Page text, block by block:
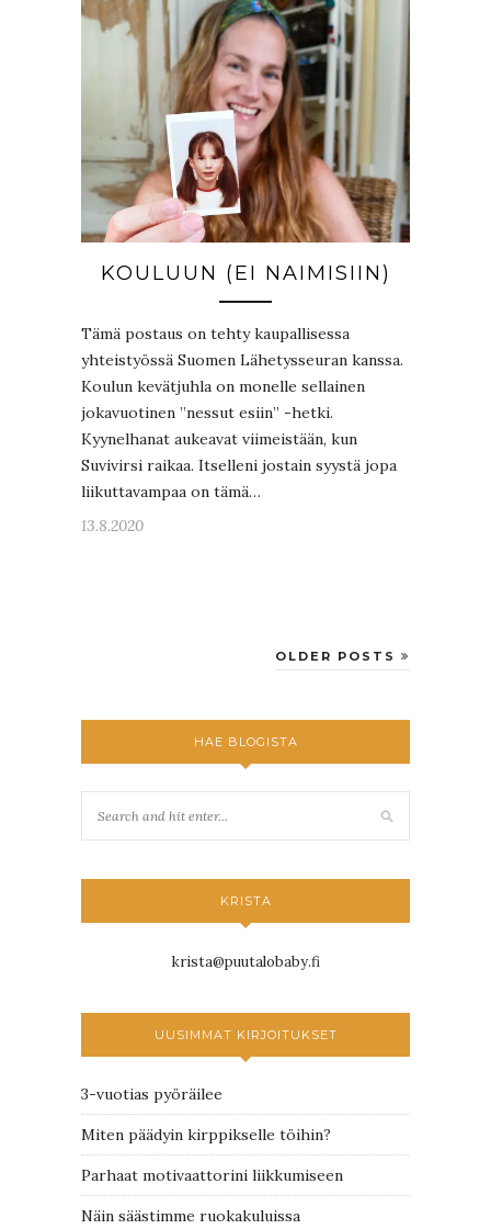
KOULUUN (EI NAIMISIIN)
Tämä postaus on tehty kaupallisessa
yhteistyössä Suomen Lähetysseuran kanssa.
Koulun kevätjuhla on monelle sellainen
jokavuotinen ”nessut esiin” -hetki.
Kyynelhanat aukeavat viimeistään, kun
Suvivirsi raikaa. Itselleni jostain syystä jopa
liikuttavampaa on tämä…
13.8.2020
OLDER POSTS
HAE BLOGISTA
KRISTA
krista@puutalobaby.fi
UUSIMMAT KIRJOITUKSET
3-vuotias pyöräilee
Miten päädyin kirppikselle töihin?
Parhaat motivaattorini liikkumiseen
Näin säästimme ruokakuluissa